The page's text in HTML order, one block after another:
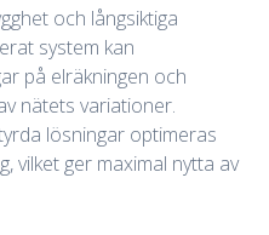
och långsiktiga
system kan
på elräkningen och
nätets variationer.
lösningar optimeras
vilket ger maximal nytta av